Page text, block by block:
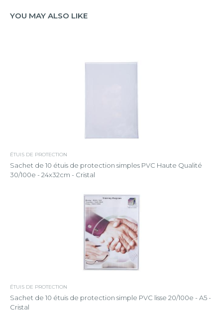
YOU MAY ALSO LIKE
ÉTUIS DE PROTECTION
Sachet de 10 étuis de protection simples PVC Haute Qualité
30/100e - 24x32cm - Cristal
ÉTUIS DE PROTECTION
Sachet de 10 étuis de protection simple PVC lisse 20/100e - A5 -
Cristal